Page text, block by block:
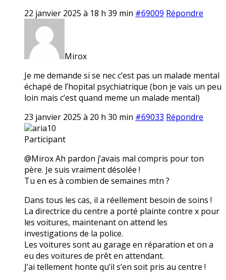
22 janvier 2025 à 18 h 39 min #69009 Répondre
Mirox
Je me demande si se nec c’est pas un malade mental
échapé de l’hopital psychiatrique (bon je vais un peu
loin mais c’est quand meme un malade mental)
23 janvier 2025 à 20 h 30 min #69033 Répondre
aria10
Participant
@Mirox Ah pardon j’avais mal compris pour ton
père. Je suis vraiment désolée !
Tu en es à combien de semaines mtn ?
Dans tous les cas, il a réellement besoin de soins !
La directrice du centre a porté plainte contre x pour
les voitures, maintenant on attend les
investigations de la police.
Les voitures sont au garage en réparation et on a
eu des voitures de prêt en attendant.
J’ai tellement honte qu’il s’en soit pris au centre !